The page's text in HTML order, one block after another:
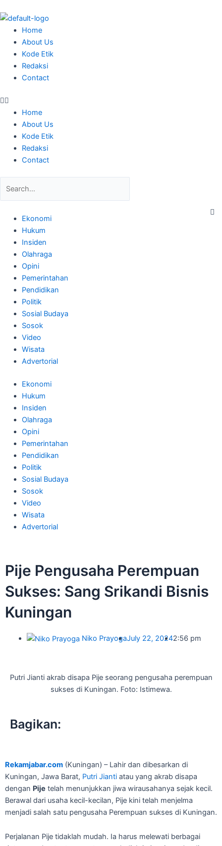
to
contentHome
About Us
Kode Etik
Redaksi
Contact
Menu
Home
About Us
Kode Etik
Redaksi
Contact
Ekonomi
Hukum
Insiden
Olahraga
Opini
Pemerintahan
Pendidikan
Politik
Sosial Budaya
Sosok
Video
Wisata
Advertorial
Ekonomi
Hukum
Insiden
Olahraga
Opini
Pemerintahan
Pendidikan
Politik
Sosial Budaya
Sosok
Video
Wisata
Advertorial
Pije Pengusaha Perempuan
Sukses: Sang Srikandi Bisnis
Kuningan
Niko PrayogaJuly 22, 20242:56 pm
Putri Jianti akrab disapa Pije seorang pengusaha perempuan
sukses di Kuningan. Foto: Istimewa.
Bagikan:
Rekamjabar.com (Kuningan) – Lahir dan dibesarkan di
Kuningan, Jawa Barat, Putri Jianti atau yang akrab disapa
dengan Pije telah menunjukkan jiwa wirausahanya sejak kecil.
Berawal dari usaha kecil-kecilan, Pije kini telah menjelma
menjadi salah satu pengusaha Perempuan sukses di Kuningan.
Perjalanan Pije tidaklah mudah. Ia harus melewati berbagai